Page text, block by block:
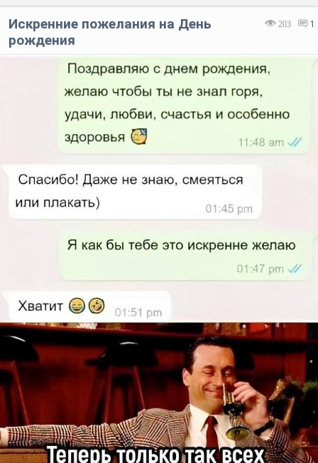
203 1
Искренние пожелания на День
рождения